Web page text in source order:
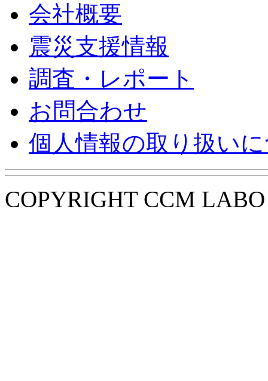
会社概要
震災支援情報
調査・レポート
お問合わせ
個人情報の取り扱い
COPYRIGHT CCM